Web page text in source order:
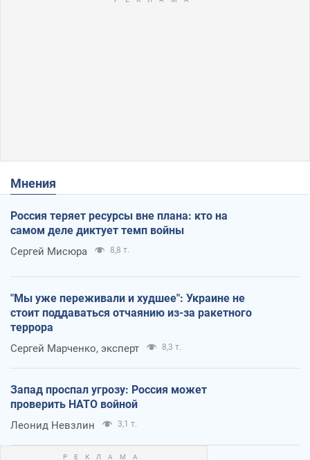
Мнения
Россия теряет ресурсы вне плана: кто на
самом деле диктует темп войны
Сергей Мисюра 8,8 т.
"Мы уже переживали и худшее": Украине не
стоит поддаваться отчаянию из-за ракетного
террора
Сергей Марченко, эксперт 8,3 т.
Запад проспал угрозу: Россия может
проверить НАТО войной
Леонид Невзлин 3,1 т.